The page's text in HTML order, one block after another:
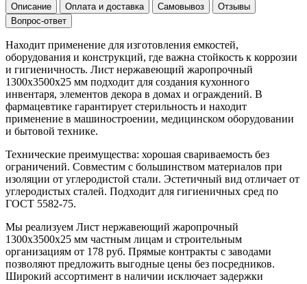
Описание Оплата и доставка Самовывоз
Отзывы
Вопрос-ответ
Находит применение для изготовления емкостей,
оборудования и конструкций, где важна стойкость к коррозии
и гигиеничность. Лист нержавеющий жаропрочный
1300х3500х25 мм подходит для создания кухонного
инвентаря, элементов декора в домах и ограждений. В
фармацевтике гарантирует стерильность и находит
применение в машиностроении, медицинском оборудовании
и бытовой технике.
Технические преимущества: хорошая свариваемость без
ограничений. Совместим с большинством материалов при
изоляции от углеродистой стали. Эстетичный вид отличает от
углеродистых сталей. Подходит для гигиеничных сред по
ГОСТ 5582-75.
Мы реализуем Лист нержавеющий жаропрочный
1300х3500х25 мм частным лицам и строительным
организациям от 178 руб. Прямые контракты с заводами
позволяют предложить выгодные цены без посредников.
Широкий ассортимент в наличии исключает задержки